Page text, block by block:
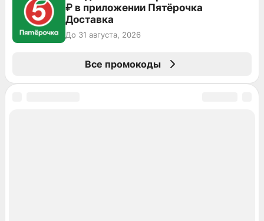
₽ в приложении Пятёрочка
Доставка
До 31 августа, 2026
Все промокоды